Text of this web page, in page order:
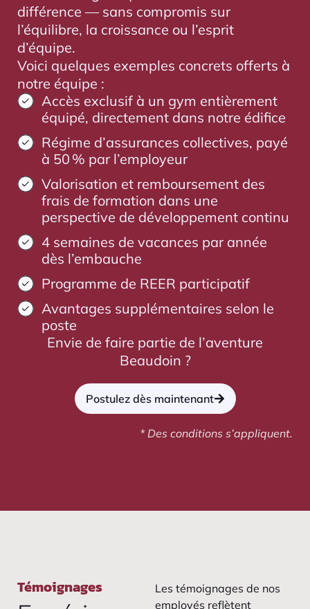
différence — sans compromis sur
l’équilibre, la croissance ou l’esprit
d’équipe.
Voici quelques exemples concrets offerts à
notre équipe :
Accès exclusif à un gym entièrement
équipé, directement dans notre édifice
Régime d’assurances collectives, payé
à 50 % par l’employeur
Valorisation et remboursement des
frais de formation dans une
perspective de développement continu
4 semaines de vacances par année
dès l’embauche
Programme de REER participatif
Avantages supplémentaires selon le
poste
Envie de faire partie de l’aventure
Beaudoin ?
Postulez dès maintenant
* Des conditions s’appliquent.
Témoignages
Les témoignages de nos
employés reflètent